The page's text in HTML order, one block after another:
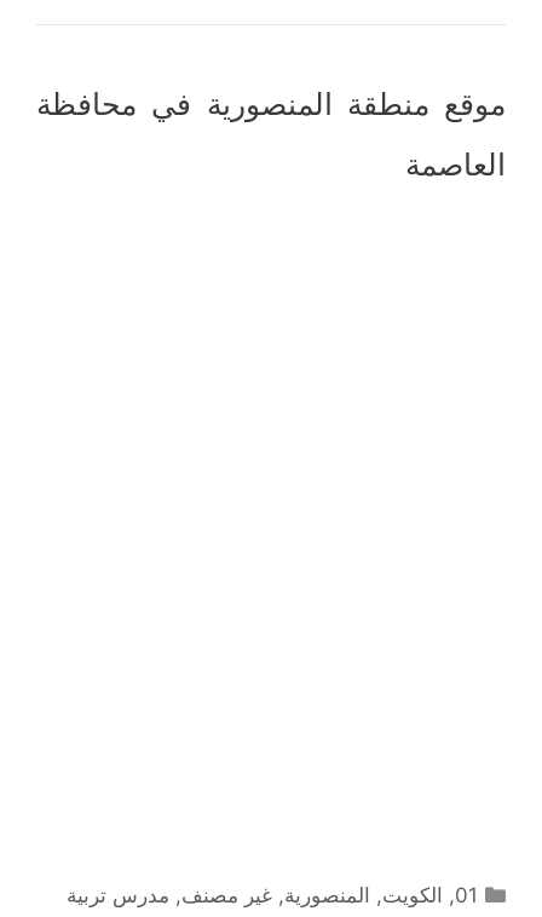
موقع منطقة المنصورية في محافظة
العاصمة
التصنيفات
01
, الكويت, المنصورية,غير مصنف, مدرس تربية